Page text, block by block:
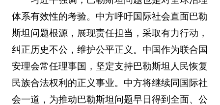
体系有效性的考验。中方呼吁国际社会直面巴勒
斯坦问题根源，展现责任担当，采取有力行动，
纠正历史不公，维护公平正义。中国作为联合国
安理会常任理事国，坚定支持巴勒斯坦人民恢复
民族合法权利的正义事业。中方将继续同国际社
会一道，为推动巴勒斯坦问题早日得到全面、公